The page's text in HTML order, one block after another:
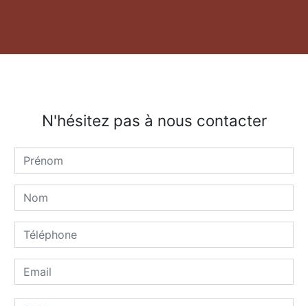
N'hésitez pas à nous contacter